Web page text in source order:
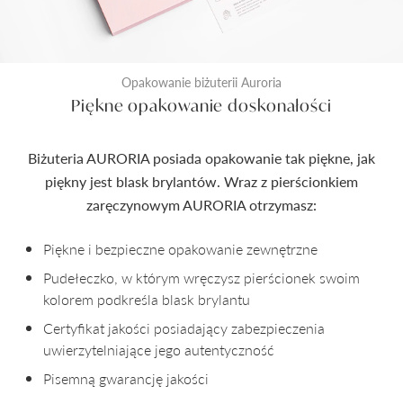
Opakowanie biżuterii Auroria
Piękne opakowanie doskonałości
Biżuteria AURORIA posiada opakowanie tak piękne, jak
piękny jest blask brylantów. Wraz z pierścionkiem
zaręczynowym AURORIA otrzymasz:
Piękne i bezpieczne opakowanie zewnętrzne
Pudełeczko, w którym wręczysz pierścionek swoim
kolorem podkreśla blask brylantu
Certyfikat jakości posiadający zabezpieczenia
uwierzytelniające jego autentyczność
Pisemną gwarancję jakości